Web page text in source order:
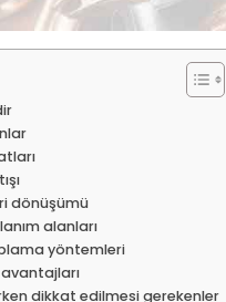
dönüşümü
alanları
yöntemleri
avantajları
dikkat edilmesi gerekenler